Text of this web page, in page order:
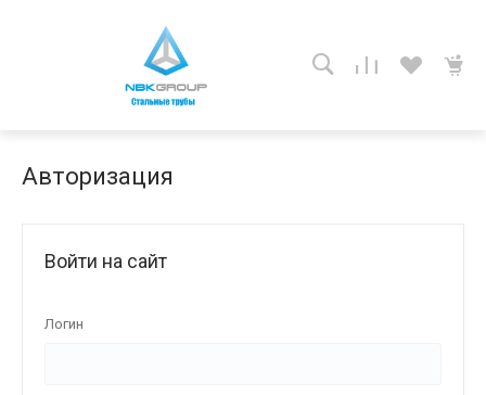
Авторизация
Войти на сайт
Логин